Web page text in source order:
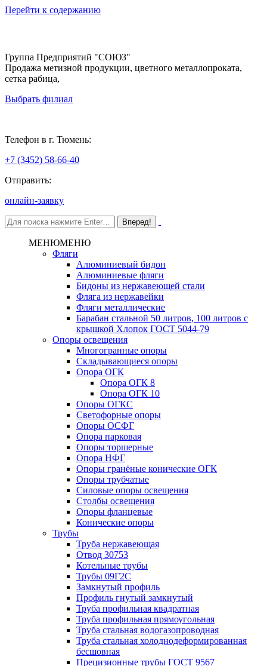
Перейти к содержанию
Группа Предприятий "СОЮЗ"
Продажа метизной продукции, цветного металлопроката,
сетка рабица,
Выбрать филиал
Телефон в г. Тюмень:
+7 (3452) 58-66-40
Отправить:
онлайн-заявку
МЕНЮМЕНЮ
Фляги
Алюминиевый бидон
Алюминиевые фляги
Бидоны из нержавеющей стали
Фляга из нержавейки
Фляги металлические
Барабан стальной 50 литров, 100 литров с
крышкой Хлопок ГОСТ 5044-79
Опоры освещения
Многогранные опоры
Складывающиеся опоры
Опора ОГК
Опора ОГК 8
Опора ОГК 10
Опоры ОГКС
Светофорные опоры
Опоры ОСФГ
Опора парковая
Опоры торшерные
Опора НФГ
Опоры гранёные конические ОГК
Опоры трубчатые
Силовые опоры освещения
Столбы освещения
Опоры фланцевые
Конические опоры
Трубы
Труба нержавеющая
Отвод 30753
Котельные трубы
Трубы 09Г2С
Замкнутый профиль
Профиль гнутый замкнутый
Труба профильная квадратная
Труба профильная прямоугольная
Труба стальная водогазопроводная
Труба стальная холоднодеформированная
бесшовная
Прецизионные трубы ГОСТ 9567